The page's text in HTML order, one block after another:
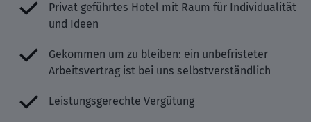
Privat geführtes Hotel mit Raum für Individualität
und Ideen
Gekommen um zu bleiben: ein unbefristeter
Arbeitsvertrag ist bei uns selbstverständlich
Leistungsgerechte Vergütung